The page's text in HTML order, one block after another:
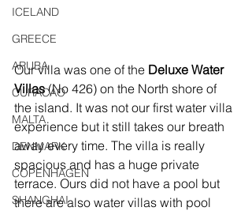
ICELAND
GREECE
ARUBA
CURACAO
MALTA
DENMARK
COPENHAGEN
SHANGHAI
Our villa was one of the Deluxe Water
Villas (No 426) on the North shore of
the island. It was not our first water villa
experience but it still takes our breath
away every time. The villa is really
spacious and has a huge private
terrace. Ours did not have a pool but
there are also water villas with pool